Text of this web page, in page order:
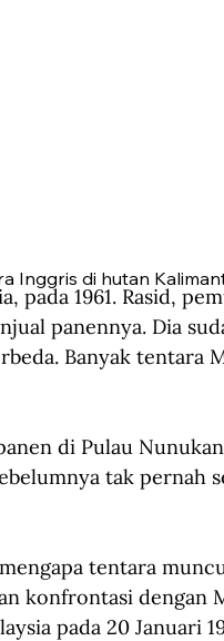
Inggris di hutan
pada 1961. Rasid,
panennya. Dia
Banyak tentara
di Pulau
tak pernah
tentara
konfrontasi dengan
pada 20 Januari